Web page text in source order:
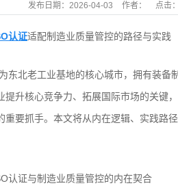
发布日期： 2026-04-03 作者： 点击：
认证适配制造业质量管控的路径与实践
东北老工业基地的核心城市，拥有装
提升核心竞争力、拓展国际市场的关键
重要抓手。本文将从内在逻辑、实践路
认证与制造业质量管控的内在契合